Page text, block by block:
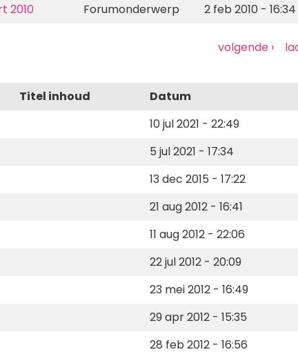
2010
Forumonderwerp 2 feb 2010 - 16:34
Volgende
volgende ›
Titel inhoud
Datum
10 jul 2021 - 22:49
5 jul 2021 - 17:34
13 dec 2015 - 17:22
21 aug 2012 - 16:41
11 aug 2012 - 22:06
22 jul 2012 - 20:09
23 mei 2012 - 16:49
29 apr 2012 - 15:35
28 feb 2012 - 16:56